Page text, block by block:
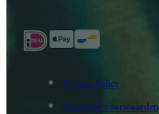
Privacy Policy
Algemene voorwaarden